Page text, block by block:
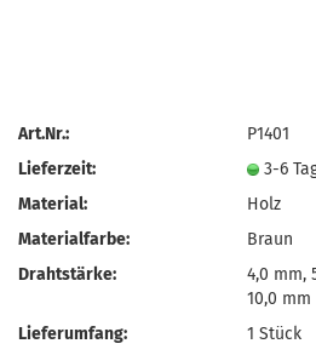
Art.Nr.:
P1401
Lieferzeit:
3-6
Material:
Holz
Materialfarbe:
Braun
Drahtstärke:
4,0 mm,
10,0 mm
Lieferumfang:
1 Stück